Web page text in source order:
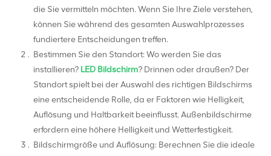
die Sie vermitteln möchten. Wenn Sie Ihre Ziele verstehen,
können Sie während des gesamten Auswahlprozesses
fundiertere Entscheidungen treffen.
Bestimmen Sie den Standort: Wo werden Sie das
installieren? LED Bildschirm? Drinnen oder draußen? Der
Standort spielt bei der Auswahl des richtigen Bildschirms
eine entscheidende Rolle, da er Faktoren wie Helligkeit,
Auflösung und Haltbarkeit beeinflusst. Außenbildschirme
erfordern eine höhere Helligkeit und Wetterfestigkeit.
Bildschirmgröße und Auflösung: Berechnen Sie die ideale